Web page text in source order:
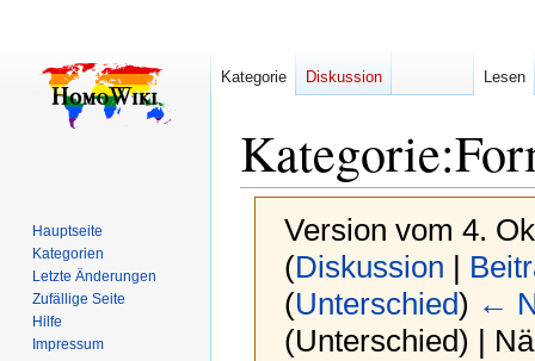
Kategorie:
Version vom 4.
(Diskussion |
(Unterschied) ←
(Unterschied) |
Kategorie Diskussion Lesen
Hauptseite
Kategorien
Letzte Änderungen
Zufällige Seite
Hilfe
Impressum